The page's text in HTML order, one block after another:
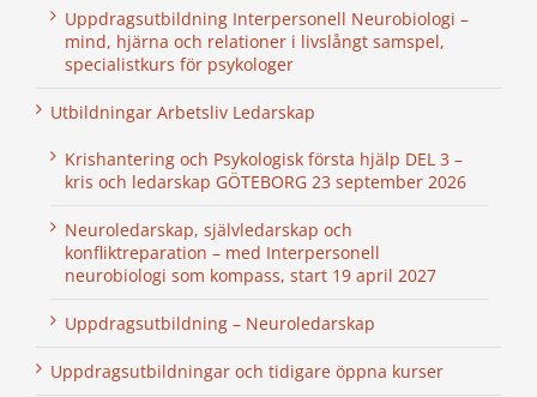
Uppdragsutbildning Interpersonell Neurobiologi –
mind, hjärna och relationer i livslångt samspel,
specialistkurs för psykologer
Utbildningar Arbetsliv Ledarskap
Krishantering och Psykologisk första hjälp DEL 3 –
kris och ledarskap GÖTEBORG 23 september 2026
Neuroledarskap, självledarskap och
konfliktreparation – med Interpersonell
neurobiologi som kompass, start 19 april 2027
Uppdragsutbildning – Neuroledarskap
Uppdragsutbildningar och tidigare öppna kurser